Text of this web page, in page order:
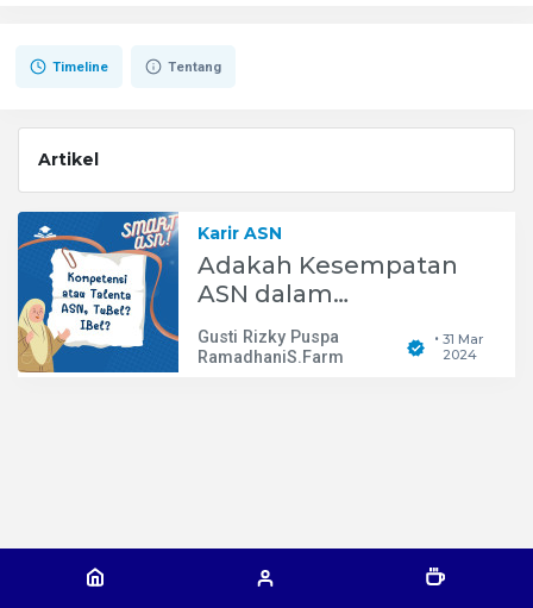
Timeline Tentang
Artikel
Karir ASN
Adakah Kesempatan
ASN dalam
Mengembangkan
Talenta nya?
Gusti Rizky Puspa
RamadhaniS.Farm
• 31 Mar
2024